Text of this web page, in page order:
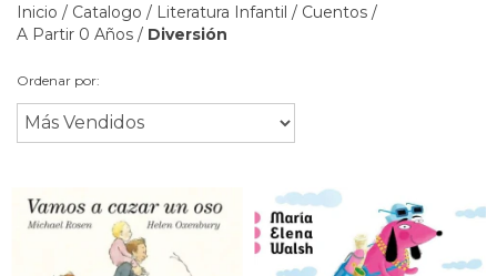
Inicio / Catalogo / Literatura Infantil / Cuentos /
A Partir 0 Años / Diversión
Ordenar por: